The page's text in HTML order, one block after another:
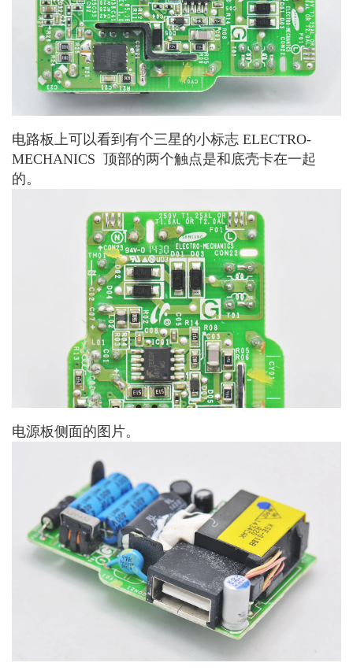
电路板上可以看到有个三星的小标志 ELECTRO-
MECHANICS 顶部的两个触点是和底壳卡在一起
的。
电源板侧面的图片。